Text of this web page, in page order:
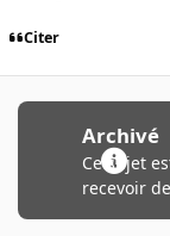
Citer
Archivé
Ce sujet
recevoir